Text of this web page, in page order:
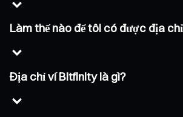
Làm thế nào để tôi có được địa
Địa chỉ ví Bitfinity là gì?